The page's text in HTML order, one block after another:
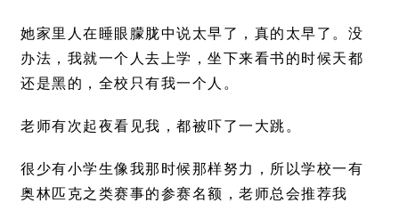
她家里人在睡眼朦胧中说太早了，真的太早了。没
办法，我就一个人去上学，坐下来看书的时候天都
还是黑的，全校只有我一个人。
老师有次起夜看见我，都被吓了一大跳。
很少有小学生像我那时候那样努力，所以学校一有
奥林匹克之类赛事的参赛名额，老师总会推荐我